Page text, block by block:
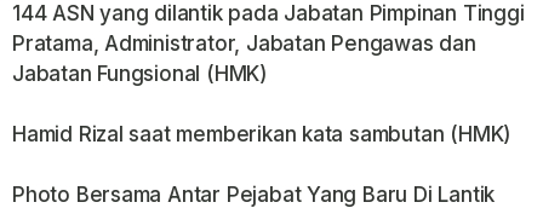
144 ASN yang dilantik pada Jabatan Pimpinan Tinggi
Pratama, Administrator, Jabatan Pengawas dan
Jabatan Fungsional (HMK)
Hamid Rizal saat memberikan kata sambutan (HMK)
Photo Bersama Antar Pejabat Yang Baru Di Lantik